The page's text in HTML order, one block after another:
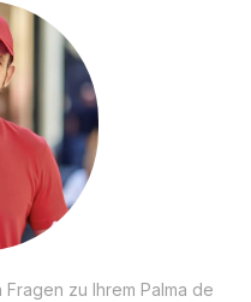
zu Ihrem Palma de